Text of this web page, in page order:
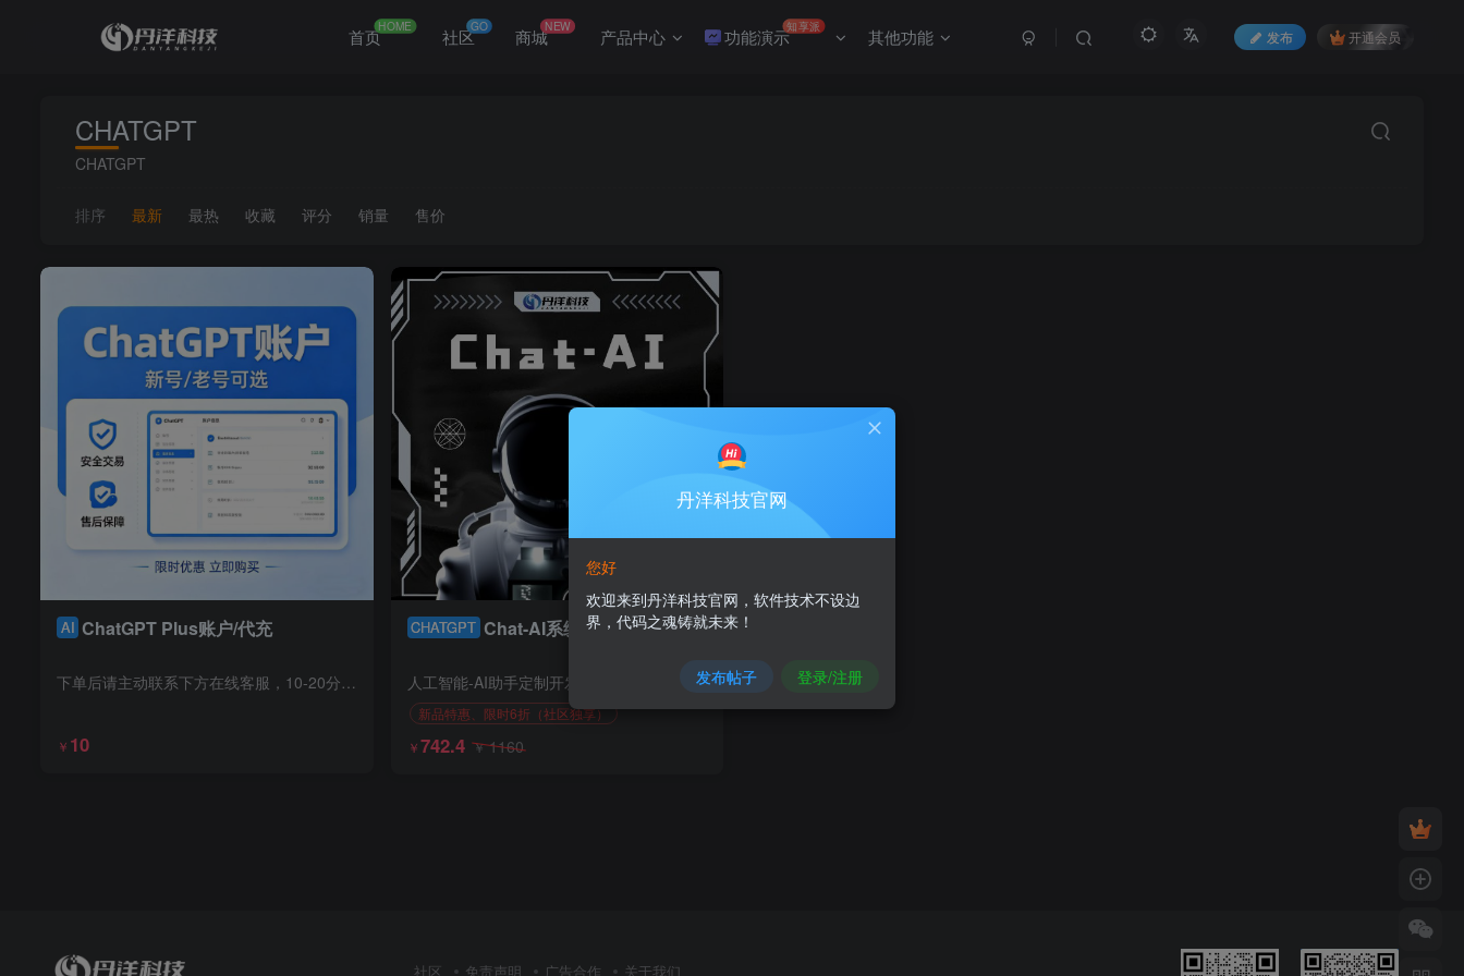
首页HOME 社区GO 商城NEW 产品中心 功能演示知享派 其他功能 发布 开通会员
CHATGPT
CHATGPT
排序 最新 最热 收藏 评分 销量 售价
AI ChatGPT Plus账户/代充
下单后请主动联系下方在线客服，10-20分钟充值完毕
￥ 10
CHATGPT Chat-AI系统
人工智能-AI助手定制开发
新品特惠、限时6折（社区独享）
￥742.4 ￥1160
社区 免责声明 广告合作 关于我们
丹洋科技官网
您好
欢迎来到丹洋科技官网，软件技术不设边
界，代码之魂铸就未来！
发布帖子 登录/注册